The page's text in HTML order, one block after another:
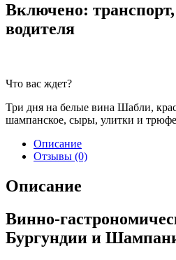
Включено: транспорт,
водителя
Что вас ждет?
Три дня на белые вина Шабли,
шампанское, сыры, улитки и
Описание
Отзывы (0)
Описание
Винно-
Бургундии и